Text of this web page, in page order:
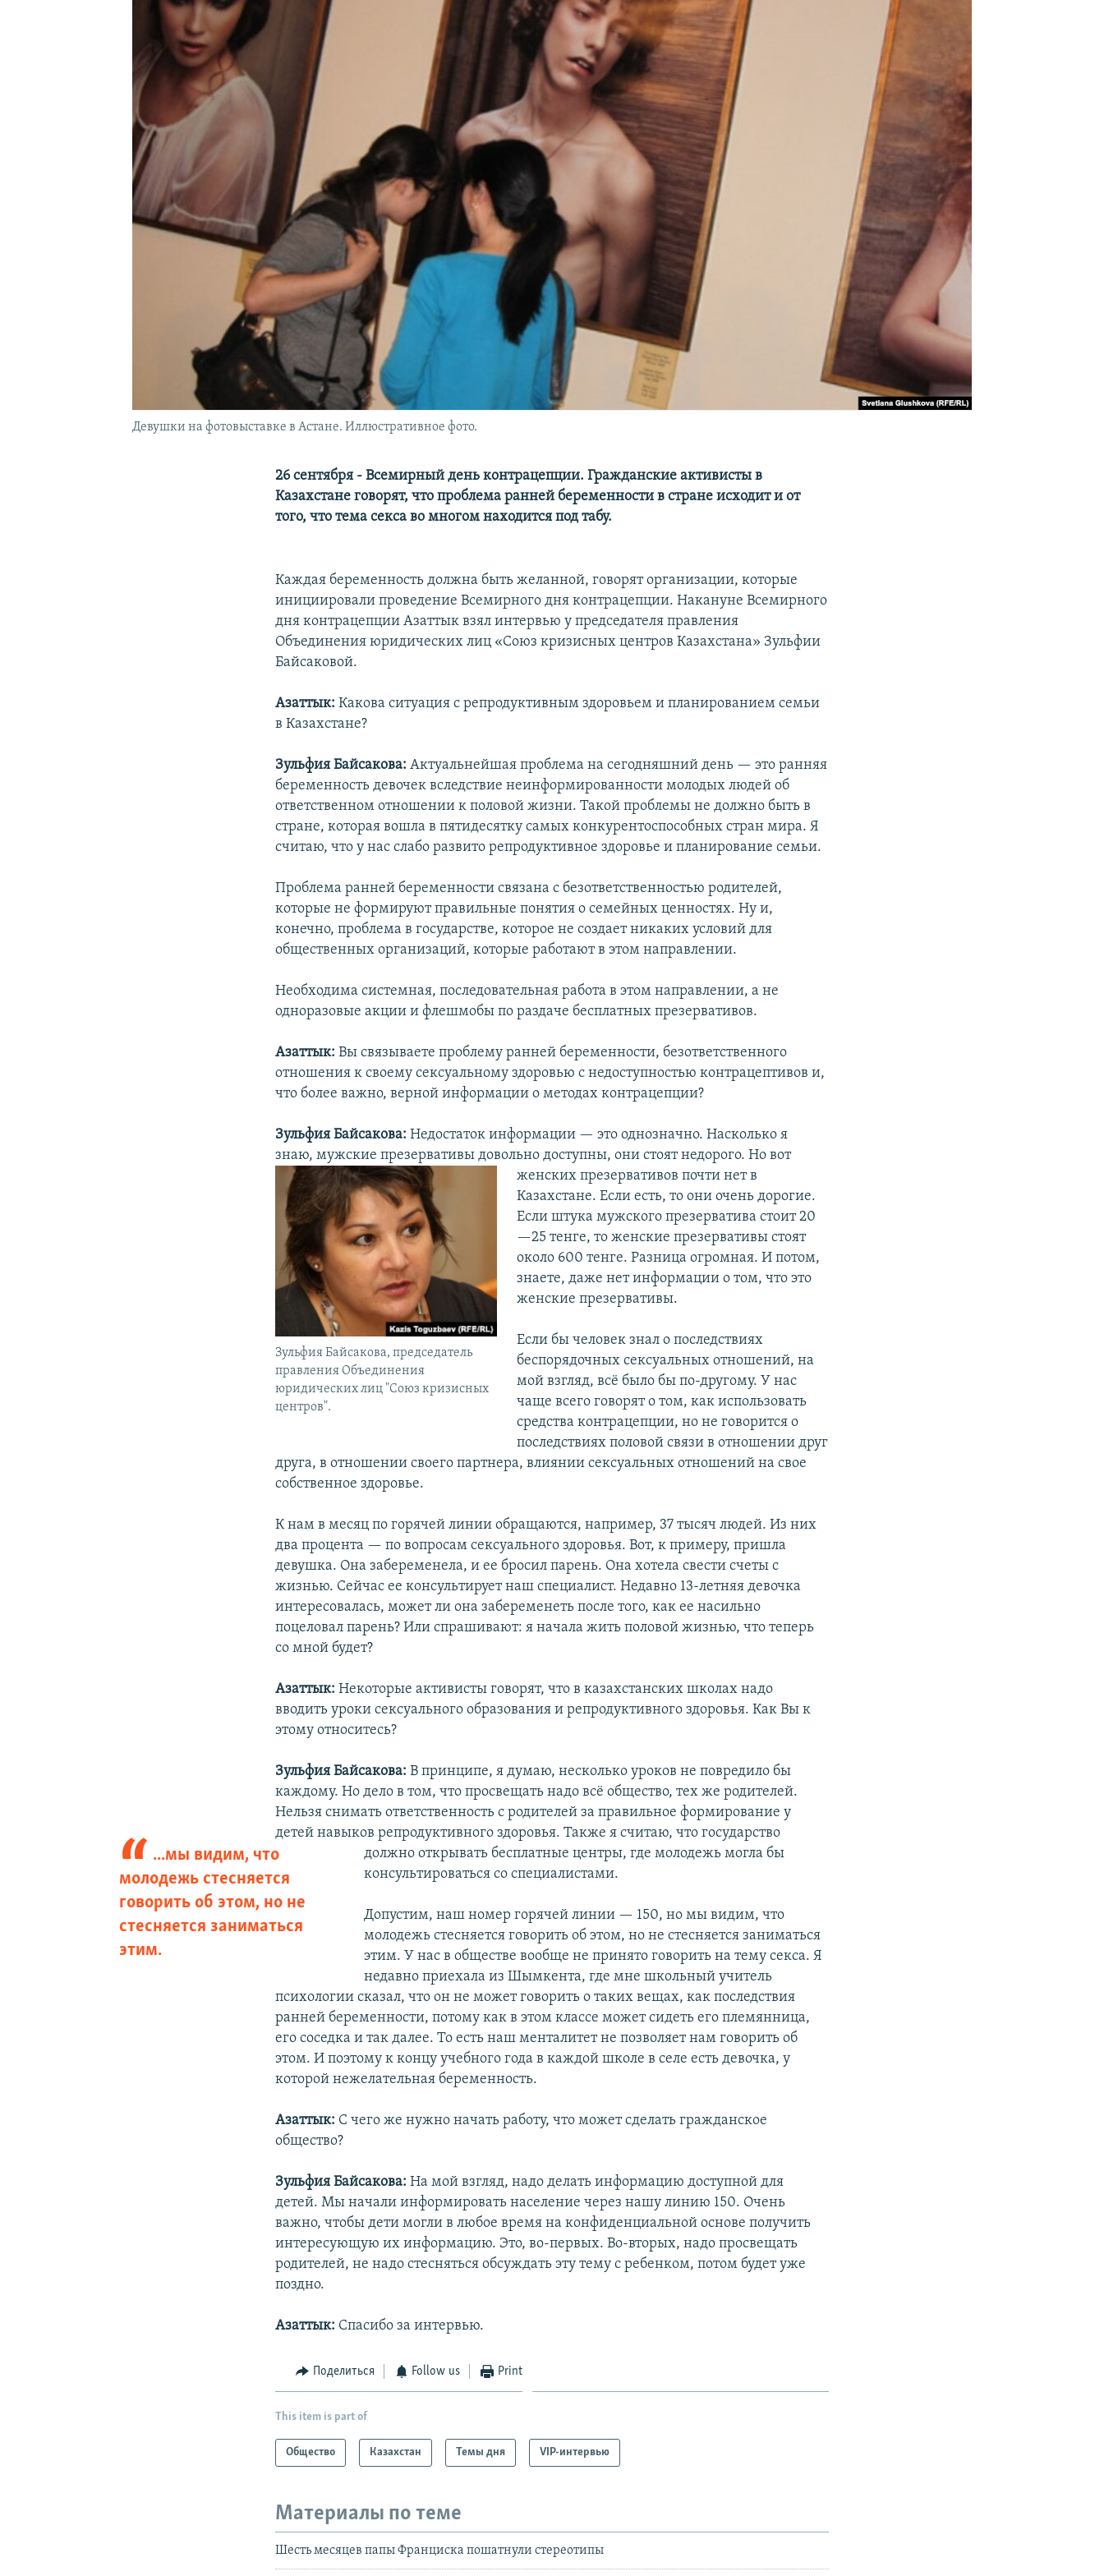
Девушки на фотовыставке в Астане. Иллюстративное фото.
26 сентября - Всемирный день контрацепции. Гражданские активисты в
Казахстане говорят, что проблема ранней беременности в стране исходит и от
того, что тема секса во многом находится под табу.
Каждая беременность должна быть желанной, говорят организации, которые
инициировали проведение Всемирного дня контрацепции. Накануне Всемирного
дня контрацепции Азаттык взял интервью у председателя правления
Объединения юридических лиц «Союз кризисных центров Казахстана» Зульфии
Байсаковой.
Азаттык:Какова ситуация с репродуктивным здоровьем и планированием семьи
в Казахстане?
Зульфия Байсакова: Актуальнейшая проблема на сегодняшний день — это ранняя
беременность девочек вследствие неинформированности молодых людей об
ответственном отношении к половой жизни. Такой проблемы не должно быть в
стране, которая вошла в пятидесятку самых конкурентоспособных стран мира. Я
считаю, что у нас слабо развито репродуктивное здоровье и планирование семьи.
Проблема ранней беременности связана с безответственностью родителей,
которые не формируют правильные понятия о семейных ценностях. Ну и,
конечно, проблема в государстве, которое не создает никаких условий для
общественных организаций, которые работают в этом направлении.
Необходима системная, последовательная работа в этом направлении, а не
одноразовые акции и флешмобы по раздаче бесплатных презервативов.
Азаттык: Вы связываете проблему ранней беременности, безответственного
отношения к своему сексуальному здоровью с недоступностью контрацептивов и,
что более важно, верной информации о методах контрацепции?
Зульфия Байсакова:Недостаток информации — это однозначно. Насколько я
знаю, мужские презервативы довольно доступны, они стоят недорого. Но вот
Зульфия Байсакова, председатель
правления Объединения
юридических лиц "Союз кризисных
центров".
женских презервативов почти нет в
Казахстане. Если есть, то они очень дорогие.
Если штука мужского презерватива стоит 20
—25 тенге, то женские презервативы стоят
около 600 тенге. Разница огромная. И потом,
знаете, даже нет информации о том, что это
женские презервативы.
Если бы человек знал о последствиях
беспорядочных сексуальных отношений, на
мой взгляд, всё было бы по-другому. У нас
чаще всего говорят о том, как использовать
средства контрацепции, но не говорится о
последствиях половой связи в отношении друг
друга, в отношении своего партнера, влиянии сексуальных отношений на свое
собственное здоровье.
К нам в месяц по горячей линии обращаются, например, 37 тысяч людей. Из них
два процента — по вопросам сексуального здоровья. Вот, к примеру, пришла
девушка. Она забеременела, и ее бросил парень. Она хотела свести счеты с
жизнью. Сейчас ее консультирует наш специалист. Недавно 13-летняя девочка
интересовалась, может ли она забеременеть после того, как ее насильно
поцеловал парень? Или спрашивают: я начала жить половой жизнью, что теперь
со мной будет?
Азаттык: Некоторые активисты говорят, что в казахстанских школах надо
вводить уроки сексуального образования и репродуктивного здоровья. Как Вы к
этому относитесь?
Зульфия Байсакова: В принципе, я думаю, несколько уроков не повредило бы
каждому. Но дело в том, что просвещать надо всё общество, тех же родителей.
Нельзя снимать ответственность с родителей за правильное формирование у
детей навыков репродуктивного здоровья. Также я считаю, что государство
должно открывать бесплатные центры, где молодежь могла бы
...мы видим, что
молодежь стесняется
говорить об этом, но не
стесняется заниматься
этим.
консультироваться со специалистами.
Допустим, наш номер горячей линии — 150, но мы видим, что
молодежь стесняется говорить об этом, но не стесняется заниматься
этим. У нас в обществе вообще не принято говорить на тему секса. Я
недавно приехала из Шымкента, где мне школьный учитель
психологии сказал, что он не может говорить о таких вещах, как последствия
ранней беременности, потому как в этом классе может сидеть его племянница,
его соседка и так далее. То есть наш менталитет не позволяет нам говорить об
этом. И поэтому к концу учебного года в каждой школе в селе есть девочка, у
которой нежелательная беременность.
Азаттык: С чего же нужно начать работу, что может сделать гражданское
общество?
Зульфия Байсакова:На мой взгляд, надо делать информацию доступной для
детей. Мы начали информировать население через нашу линию 150. Очень
важно, чтобы дети могли в любое время на конфиденциальной основе получить
интересующую их информацию. Это, во-первых. Во-вторых, надо просвещать
родителей, не надо стесняться обсуждать эту тему с ребенком, потом будет уже
поздно.
Азаттык: Спасибо за интервью.
Поделиться Follow us Print
This item is part of
Общество Казахстан Темы дня VIP-интервью
Материалы по теме
Шесть месяцев папы Франциска пошатнули стереотипы